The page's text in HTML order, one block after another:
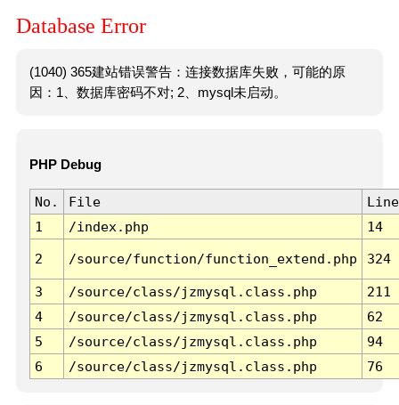
Database Error
(1040) 365建站错误警告：连接数据库失败，可能的原
因：1、数据库密码不对; 2、mysql未启动。
PHP Debug
No. File
Line
1
/index.php 14
2 /source/function/function_extend.php 324
3 /source/class/jzmysql.class.php
211
4
/source/class/jzmysql.class.php
62
5
/source/class/jzmysql.class.php
94
6
/source/class/jzmysql.class.php 76